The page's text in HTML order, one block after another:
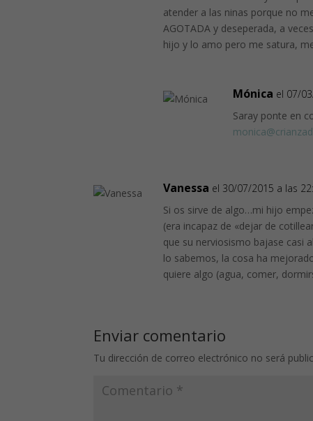
atender a las ninas porque no
AGOTADA y deseperada, a
hijo y lo amo pero me satura,
Mónica el 07/
Saray ponte en
Vanessa el 30/07/2015 a las
Si os sirve de algo…mi hijo
(era incapaz de «dejar de
que su nerviosismo bajase casi
lo sabemos, la cosa ha
quiere algo (agua, comer,
Enviar comentario
Tu dirección de correo electrónico no será